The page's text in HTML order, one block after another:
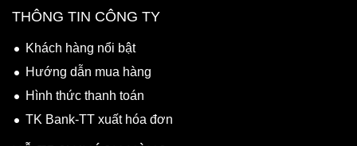
THÔNG TIN CÔNG TY
Khách hàng nổi bật
Hướng dẫn mua hàng
Hình thức thanh toán
TK Bank-TT xuất hóa đơn